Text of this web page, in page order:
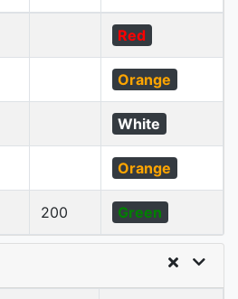
Red
Orange
White
Orange
200 Green